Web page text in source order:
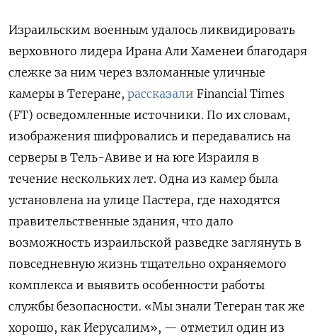
Израильским военным удалось ликвидировать
верховного лидера Ирана Али Хаменеи благодаря
слежке за ним через взломанные уличные
камеры в Тегеране, рассказали Financial Times
(FT) осведомленные источники. По их словам,
изображения шифровались и передавались на
серверы в Тель-Авиве и на юге Израиля в
течение нескольких лет. Одна из камер была
установлена на улице Пастера, где находятся
правительственные здания, что дало
возможность израильской разведке заглянуть в
повседневную жизнь тщательно охраняемого
комплекса и выявить особенности работы
службы безопасности. «Мы знали Тегеран так же
хорошо, как Иерусалим», — отметил один из